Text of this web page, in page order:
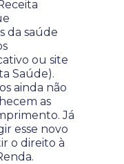
da saúde
ou site
Saúde).
ainda não
as
Já
esse novo
o direito à